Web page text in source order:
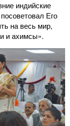
индийские
Его
на весь мир,
и ахимсы».